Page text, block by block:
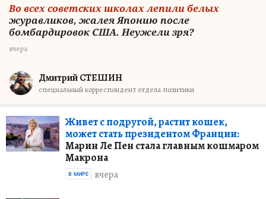
Во всех советских школах лепили белых
журавликов, жалея Японию после
бомбардировок США. Неужели зря?
вчера
Дмитрий СТЕШИН
специальный корреспондент отдела политики
Живет с подругой, растит кошек,
может стать президентом Франции:
Марин Ле Пен стала главным кошмаром
Макрона
вчера
В МИРЕ